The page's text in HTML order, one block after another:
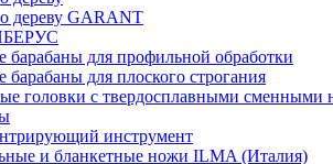
дереву GARANT
барабаны для профильной обработки
для плоского строгания
головки с твердосплавными сменными
инструмент
и бланкетные ножи ILMA (Италия)